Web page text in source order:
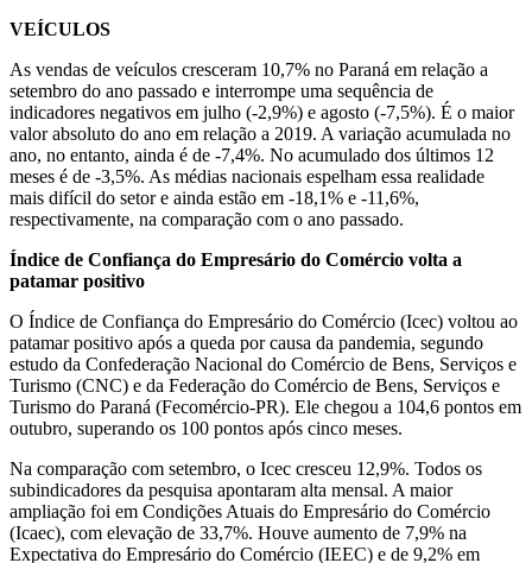
VEÍCULOS
As vendas de veículos cresceram 10,7% no Paraná em relação a
setembro do ano passado e interrompe uma sequência de
indicadores negativos em julho (-2,9%) e agosto (-7,5%). É o maior
valor absoluto do ano em relação a 2019. A variação acumulada no
ano, no entanto, ainda é de -7,4%. No acumulado dos últimos 12
meses é de -3,5%. As médias nacionais espelham essa realidade
mais difícil do setor e ainda estão em -18,1% e -11,6%,
respectivamente, na comparação com o ano passado.
Índice de Confiança do Empresário do Comércio volta a
patamar positivo
O Índice de Confiança do Empresário do Comércio (Icec) voltou ao
patamar positivo após a queda por causa da pandemia, segundo
estudo da Confederação Nacional do Comércio de Bens, Serviços e
Turismo (CNC) e da Federação do Comércio de Bens, Serviços e
Turismo do Paraná (Fecomércio-PR). Ele chegou a 104,6 pontos em
outubro, superando os 100 pontos após cinco meses.
Na comparação com setembro, o Icec cresceu 12,9%. Todos os
subindicadores da pesquisa apontaram alta mensal. A maior
ampliação foi em Condições Atuais do Empresário do Comércio
(Icaec), com elevação de 33,7%. Houve aumento de 7,9% na
Expectativa do Empresário do Comércio (IEEC) e de 9,2% em